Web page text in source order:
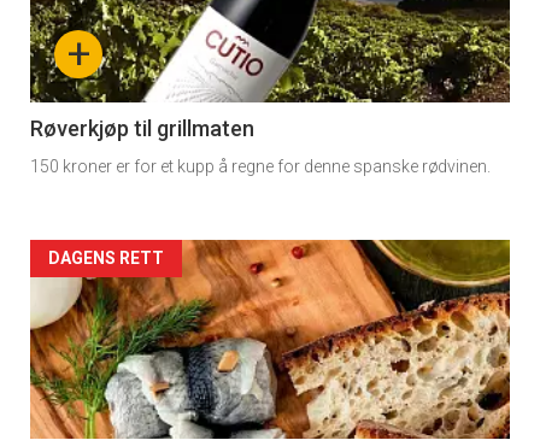
-
section
11
Dagens
rett
2
+
Røverkjøp til grillmaten
150 kroner er for et kupp å regne for denne spanske rødvinen.
Artikler
detail
-
section
DAGENS RETT